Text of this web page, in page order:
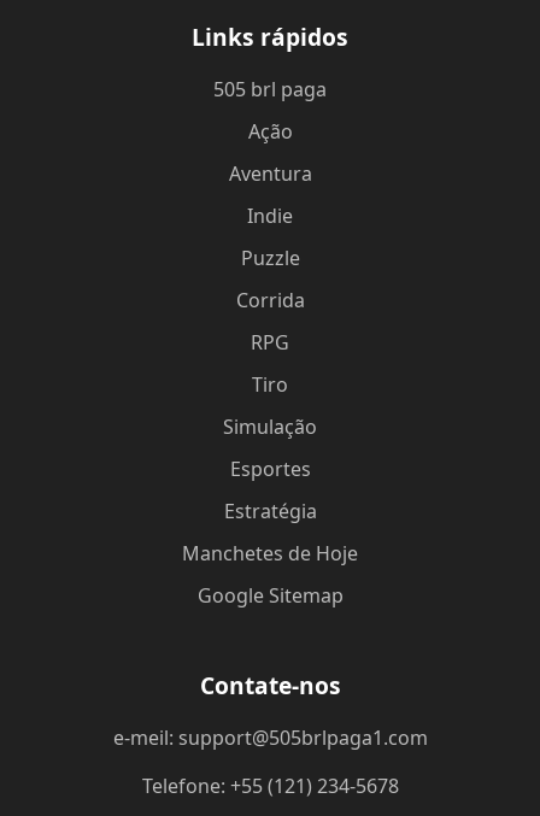
Links rápidos
505 brl paga
Ação
Aventura
Indie
Puzzle
Corrida
RPG
Tiro
Simulação
Esportes
Estratégia
Manchetes de Hoje
Google Sitemap
Contate-nos
e-meil: support@505brlpaga1.com
Telefone: +55 (121) 234-5678